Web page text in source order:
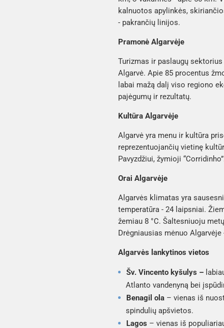
kalnuotos apylinkės,
- pakrančių linijos.
Pramonė Algarvėje
Turizmas ir paslaugų
Algarvė. Apie 85 procentus
labai mažą dalį viso regiono
pajėgumų ir rezultatų.
Kultūra Algarvėje
Algarvė yra menu ir kultūra
reprezentuojančių vietinę
Pavyzdžiui, žymioji
Orai Algarvėje
Algarvės klimatas yra
temperatūra - 24 laipsniai.
žemiau 8 °C. Šaltesniuoju
Drėgniausias mėnuo Algarvėje
Algarvės lankytinos vietos
Šv. Vincento kyšulys –
Atlanto vandenyną bei
Benagil ola – vienas iš
spindulių apšvietos.
Lagos – vienas iš